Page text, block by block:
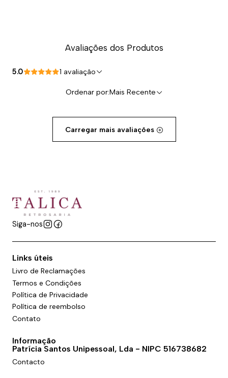
Avaliações dos Produtos
5.0 1 avaliação
Ordenar por:Mais Recente
Carregar mais avaliações
Siga-nos
Links úteis
Livro de Reclamações
Termos e Condições
Política de Privacidade
Política de reembolso
Contato
Informação
Patrícia Santos Unipessoal, Lda - NIPC 516738682
Contacto